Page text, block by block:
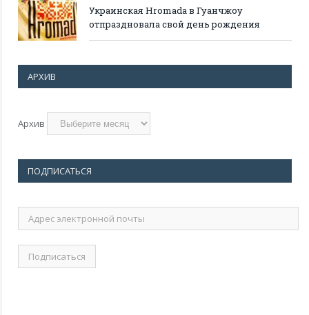
Украинская Hromada в Гуанчжоу
отпраздновала свой день рождения
АРХИВ
Архив
ПОДПИСАТЬСЯ
Адрес
электронной